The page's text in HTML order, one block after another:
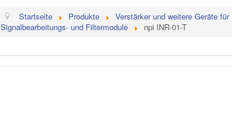
Startseite Produkte Verstärker und weitere Geräte
Signalbearbeitungs- und Filtermodule
npi INR-01-T